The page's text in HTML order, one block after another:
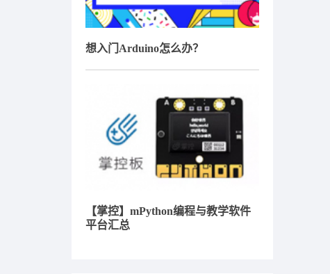
想入门Arduino怎么办？
【掌控】mPython编程与教学软件
平台汇总